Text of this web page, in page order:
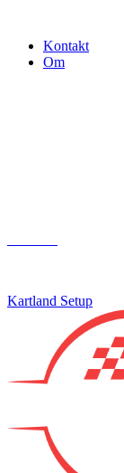
Kontakt
Om
Kartland Setup